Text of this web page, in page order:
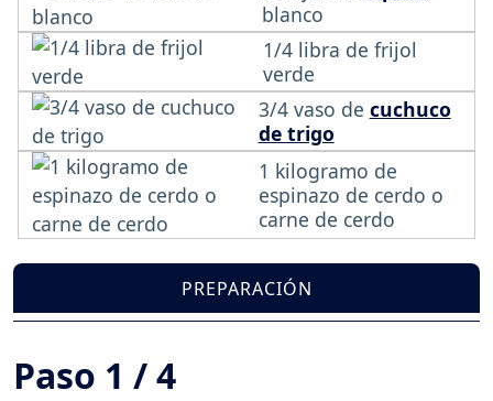
blanco
1/4 libra de frijol
verde
3/4 vaso de cuchuco
de trigo
1 kilogramo de
espinazo de cerdo o
carne de cerdo
PREPARACIÓN
Paso 1 / 4